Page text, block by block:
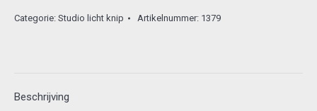
Categorie: Studio licht knip Artikelnummer: 1379
Beschrijving